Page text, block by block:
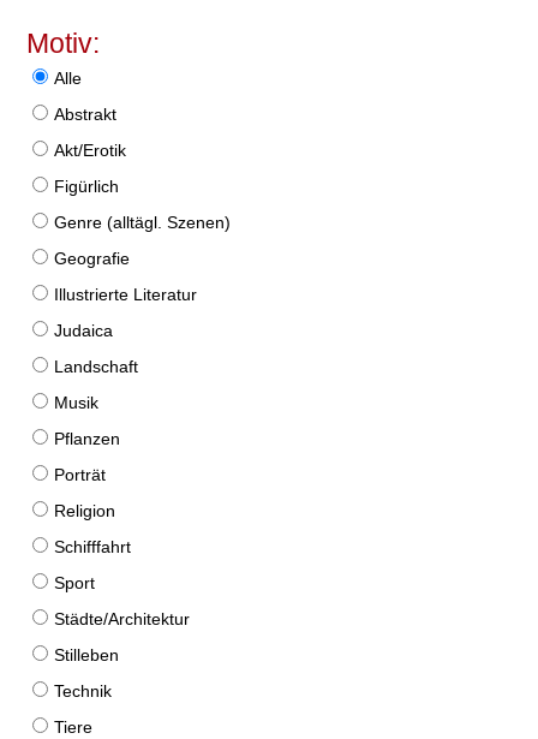
Motiv:
Alle
Abstrakt
Akt/Erotik
Figürlich
Genre (alltägl. Szenen)
Geografie
Illustrierte Literatur
Judaica
Landschaft
Musik
Pflanzen
Porträt
Religion
Schifffahrt
Sport
Städte/Architektur
Stilleben
Technik
Tiere